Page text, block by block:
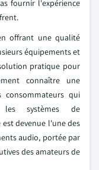
fournir l'expérience
offrant une qualité
équipements et
pratique pour
connaître une
consommateurs qui
les systèmes de
devenue l'une des
audio, portée par
des amateurs de